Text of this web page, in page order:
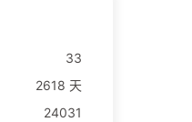
33
2618 天
24031